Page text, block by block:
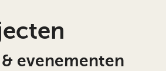
evenementen